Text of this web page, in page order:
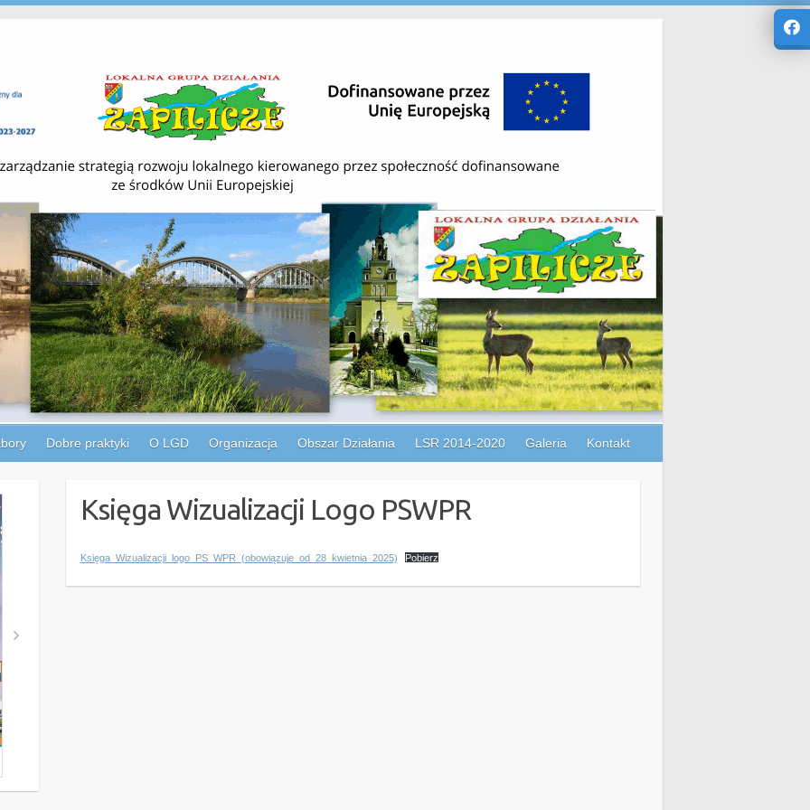
Dobre praktyki O LGD Organizacja Obszar Działania LSR 2014-2020 Galeria Kontakt
Księga Wizualizacji Logo PSWPR
Księga_Wizualizacji_logo_PS_WPR_(obowiązuje_od_28_kwietnia_2025) Pobierz